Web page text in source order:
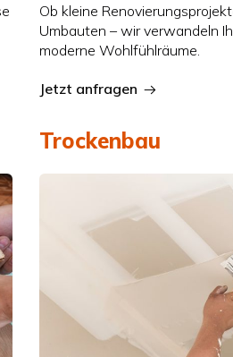
Ob kleine
Umbauten – wir verwandeln
moderne Wohlfühlräume.
Jetzt anfragen
Trockenbau